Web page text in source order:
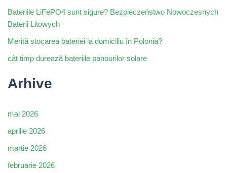
Bateriile LiFePO4 sunt sigure? Bezpieczeństwo Nowoczesnych
Baterii Litowych
Merită stocarea bateriei la domiciliu în Polonia?
cât timp durează bateriile panourilor solare
Arhive
mai 2026
aprilie 2026
martie 2026
februarie 2026